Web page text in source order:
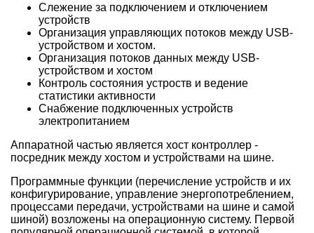
Слежение за подключением и отключением
устройств
Организация управляющих потоков между USB-
устройством и хостом.
Организация потоков данных между USB-
устройством и хостом
Контроль состояния устроств и ведение
статистики активности
Снабжение подключенных устройств
электропитанием
Аппаратной частью является хост контроллер -
посредник между хостом и устройствами на шине.
Программные функции (перечисление устройств и их
конфигурирование, управление энергопотреблением,
процессами передачи, устройствами на шине и самой
шиной) возложены на операционную систему. Первой